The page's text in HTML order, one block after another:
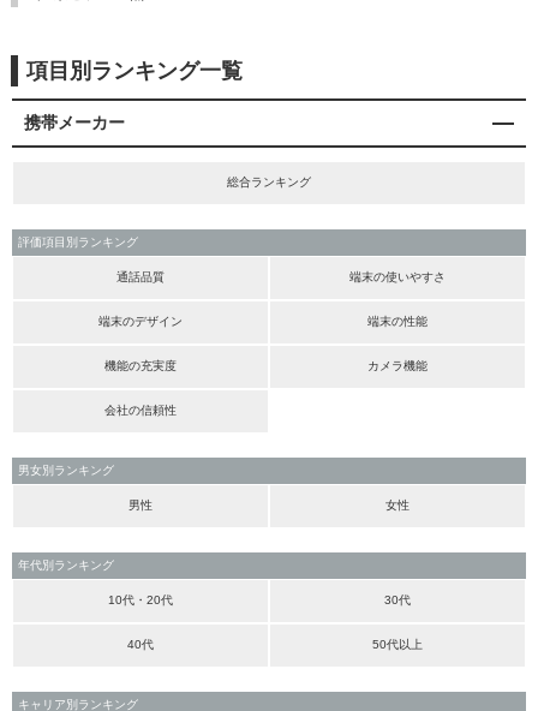
項目別ランキング一覧
携帯メーカー
総合ランキング
評価項目別ランキング
通話品質 端末の使いやすさ
端末のデザイン 端末の性能
機能の充実度 カメラ機能
会社の信頼性
男女別ランキング
男性 女性
年代別ランキング
10代・20代 30代
40代 50代以上
キャリア別ランキング